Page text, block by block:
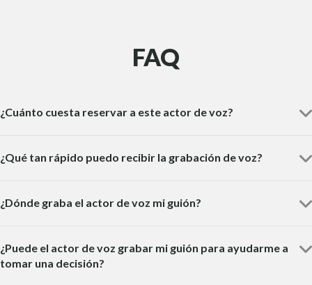
FAQ
¿Cuánto cuesta reservar a este actor de voz?
¿Qué tan rápido puedo recibir la grabación de voz?
¿Dónde graba el actor de voz mi guión?
¿Puede el actor de voz grabar mi guión para ayudarme a
tomar una decisión?